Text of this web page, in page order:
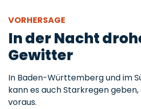
VORHERSAGE
In der Nacht
Gewitter
In Baden-Württemberg und im
kann es auch Starkregen
voraus.